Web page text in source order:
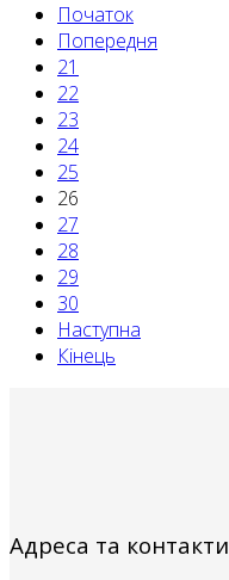
Початок
Попередня
21
22
23
24
25
26
27
28
29
30
Наступна
Кінець
Адреса та контакти